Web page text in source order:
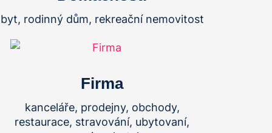
byt, rodinný dům, rekreační nemovitost
Firma
kanceláře, prodejny, obchody,
restaurace, stravování, ubytovaní,